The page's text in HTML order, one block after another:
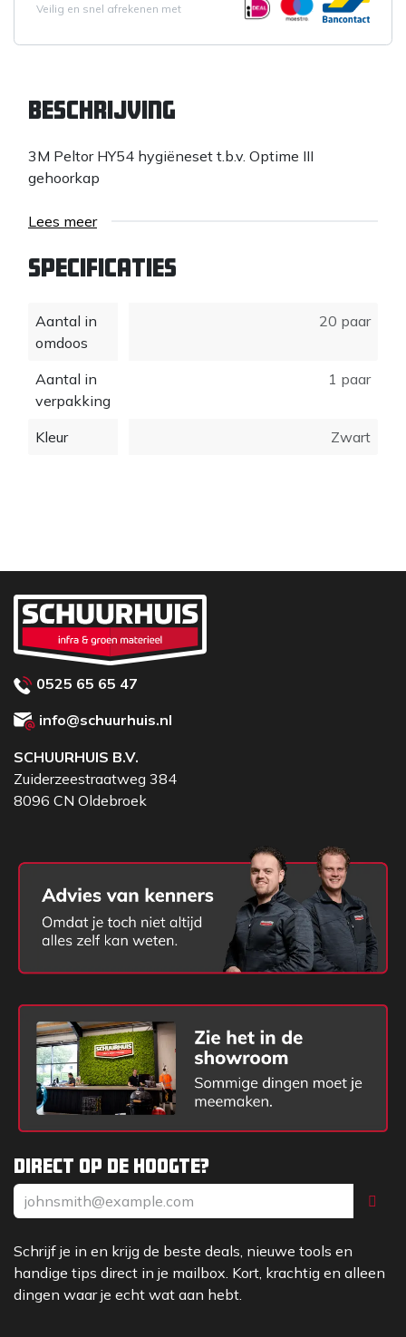
Veilig en snel afrekenen met
Beschrijving
3M Peltor HY54 hygiëneset t.b.v. Optime III
gehoorkap
Lees meer
Specificaties
Aantal in
omdoos
20 paar
Aantal in
verpakking
1 paar
Kleur Zwart
Direct op de hoogte?
Schrijf je in en krijg de beste deals, nieuwe tools en
handige tips direct in je mailbox. Kort, krachtig en alleen
dingen waar je echt wat aan hebt.
0525 65 65 47
info@schuurhuis.nl
SCHUURHUIS B.V.
Zuiderzeestraatweg 384
8096 CN Oldebroek